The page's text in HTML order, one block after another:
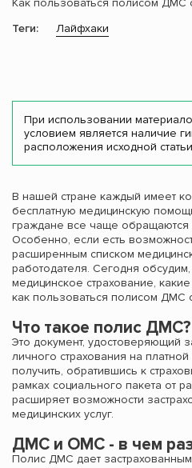
Как пользоваться полисом ДМС
Теги:
Лайфхаки
При использовании
условием является наличие
расположения исходной
В нашей стране каждый имеет
бесплатную медицинскую
граждане все чаще обращаются
Особенно, если есть
расширенным списком
работодателя. Сегодня
медицинское страхование,
как пользоваться полисом ДМС
Что такое полис ДМС?
Это документ, удостоверяющий
личного страхования на
получить, обратившись к
рамках социального пакета от
расширяет возможности
медицинских услуг.
ДМС и ОМС - в чем
Полис ДМС дает